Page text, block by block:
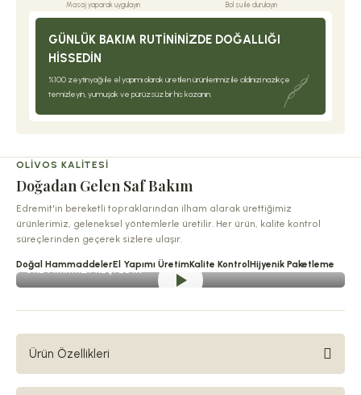
Masaj yaparak uygulayın Bol su ile durulayın
GÜNLÜK BAKIM RUTININIZDE DOĞALLIĞI
HISSEDIN
%100 zeytinyağı ile el yapımı olarak üretilen ürünlerimiz ile cildinizi nazikçe
temizleyin, yumuşak ve pürüzsüz bir his kazanın.
OLIVOS KALITESI
Doğadan Gelen Saf Bakım
Edremit'in bereketli topraklarından ilham alarak ürettiğimiz
ürünlerimiz, geleneksel yöntemlerle üretilir. Her ürün, kalite kontrol
süreçlerinden geçerek sizlere ulaşır.
Doğal HammaddelerEl Yapımı ÜretimKalite Kontrol Hijyenik Paketleme
ÜRETIMIMIZI KEŞFEDIN
Ürün Özellikleri